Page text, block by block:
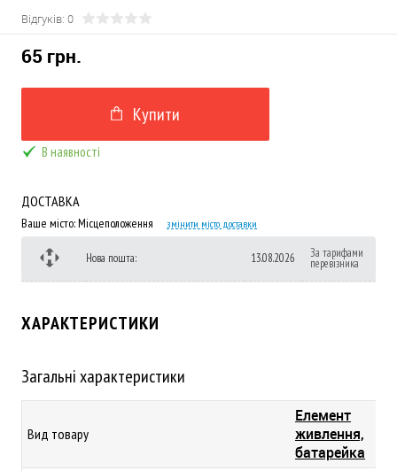
Відгуків: 0
65 грн.
Купити
В наявності
ДОСТАВКА
Ваше місто:Місцеположення змінити місто доставки
Нова пошта: 13.08.2026 За тарифами
перевізника
ХАРАКТЕРИСТИКИ
Загальні характеристики
Вид товару
Елемент
живлення,
батарейка